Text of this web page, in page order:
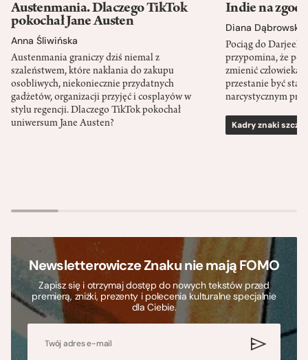
Austenmania. Dlaczego TikTok
pokochał Jane Austen
Anna Śliwińska
Austenmania graniczy dziś niemal z
szaleństwem, które nakłania do zakupu
osobliwych, niekoniecznie przydatnych
gadżetów, organizacji przyjęć i cosplayów w
stylu regencji. Dlaczego TikTok pokochał
uniwersum Jane Austen?
Indie na
Diana Dąbrowska
Pociąg do
przypomina, że
zmienić człowieka
przestanie być
narcystycznym
Kadry znaki
Newsletterowicze Znaku nie mają FOMO
Zapisz się i otrzymaj dostęp do nowych tekstów przed
premierą, zniżki, prezenty i polecenia kulturalne specjalnie
dla Ciebie.